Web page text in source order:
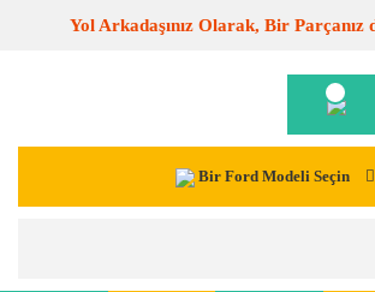
Yol Arkadaşınız Olarak, Bir Parçanız
Bir Ford Modeli Seçin